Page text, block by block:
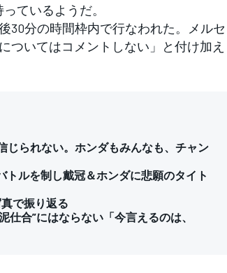
ているようだ。
30分の時間枠内で行なわれた。メルセ
ついてはコメントしない」と付け加え
じられない。ホンダもみんなも、チャン
トルを制し戴冠＆ホンダに悲願のタイト
で振り返る
仕合”にはならない「今言えるのは、